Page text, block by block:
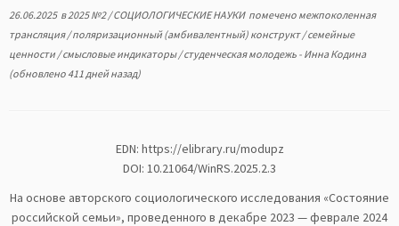
26.06.2025в2025 №2/СОЦИОЛОГИЧЕСКИЕ НАУКИ помечено межпоколенная
трансляция/поляризационный (амбивалентный) конструкт/семейные
ценности /смысловые индикаторы/студенческая молодежь - Инна Кодина
(обновлено 411 дней назад)
EDN: https://elibrary.ru/modupz
DOI: 10.21064/WinRS.2025.2.3
На основе авторского социологического исследования «Состояние
российской семьи», проведенного в декабре 2023 — феврале 2024